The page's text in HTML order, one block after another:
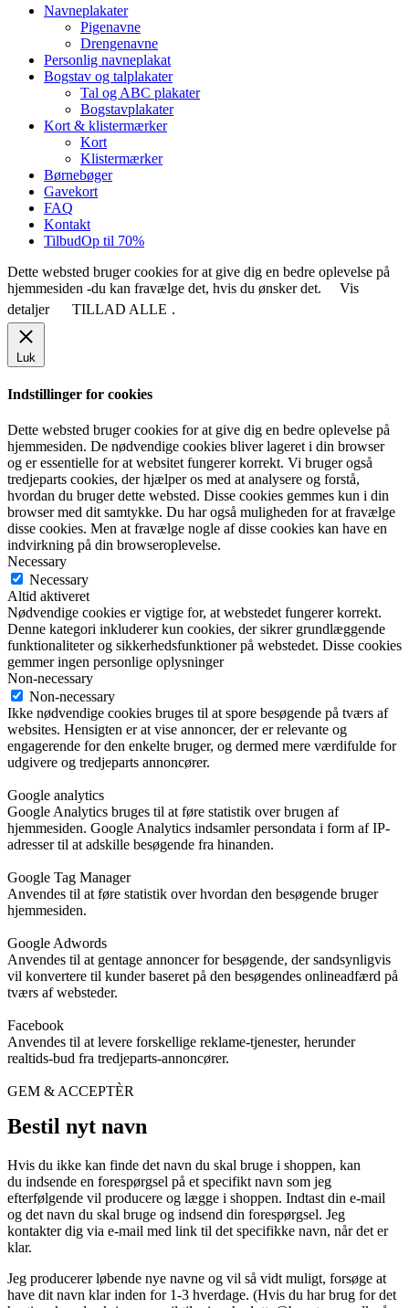
Close
Navneplakater
Pigenavne
Drengenavne
Personlig navneplakat
Bogstav og talplakater
Tal og ABC plakater
Bogstavplakater
Kort & klistermærker
Kort
Klistermærker
Børnebøger
Gavekort
FAQ
Kontakt
TilbudOp til 70%
Dette websted bruger cookies for at give dig en bedre oplevelse på
hjemmesiden -du kan fravælge det, hvis du ønsker det.
Vis
detaljer
TILLAD ALLE .
Luk
Indstillinger for cookies
Dette websted bruger cookies for at give dig en bedre oplevelse på
hjemmesiden. De nødvendige cookies bliver lageret i din browser
og er essentielle for at websitet fungerer korrekt. Vi bruger også
tredjeparts cookies, der hjælper os med at analysere og forstå,
hvordan du bruger dette websted. Disse cookies gemmes kun i din
browser med dit samtykke. Du har også muligheden for at fravælge
disse cookies. Men at fravælge nogle af disse cookies kan have en
indvirkning på din browseroplevelse.
Necessary
Necessary
Altid aktiveret
Nødvendige cookies er vigtige for, at webstedet fungerer korrekt.
Denne kategori inkluderer kun cookies, der sikrer grundlæggende
funktionaliteter og sikkerhedsfunktioner på webstedet. Disse cookies
gemmer ingen personlige oplysninger
Non-necessary
Non-necessary
Ikke nødvendige cookies bruges til at spore besøgende på tværs af
websites. Hensigten er at vise annoncer, der er relevante og
engagerende for den enkelte bruger, og dermed mere værdifulde for
udgivere og tredjeparts annoncører.
Google analytics
Google Analytics bruges til at føre statistik over brugen af
hjemmesiden. Google Analytics indsamler persondata i form af IP-
adresser til at adskille besøgende fra hinanden.
Google Tag Manager
Anvendes til at føre statistik over hvordan den besøgende bruger
hjemmesiden.
Google Adwords
Anvendes til at gentage annoncer for besøgende, der sandsynligvis
vil konvertere til kunder baseret på den besøgendes onlineadfærd på
tværs af websteder.
Facebook
Anvendes til at levere forskellige reklame-tjenester, herunder
realtids-bud fra tredjeparts-annoncører.
GEM & ACCEPTÈR
Bestil nyt navn
Hvis du ikke kan finde det navn du skal bruge i shoppen, kan
du indsende en forespørgsel på et specifikt navn som jeg
efterfølgende vil producere og lægge i shoppen. Indtast din e-mail
og det navn du skal bruge og indsend din forespørgsel. Jeg
kontakter dig via e-mail med link til det specifikke navn, når det er
klar.
Jeg producerer løbende nye navne og vil så vidt muligt, forsøge at
have dit navn klar inden for 1-3 hverdage. (Hvis du har brug for det